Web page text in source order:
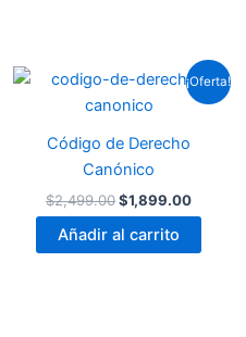
¡Oferta!
Código de Derecho
Canónico
$2,499.00El
precio
original
era:
$1,899.00El
precio
es:
Añadir al carrito